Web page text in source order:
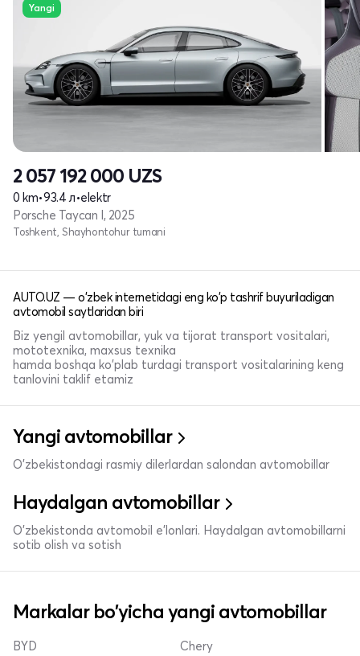
Yangi
2 057 192 000 UZS
0 km•93.4 л•elektr
Porsche Taycan I, 2025
Toshkent, Shayhontohur tumani
AUTO.UZ — o'zbek internetidagi eng ko'p tashrif buyuriladigan
avtomobil saytlaridan biri
Biz yengil avtomobillar, yuk va tijorat transport vositalari,
mototexnika, maxsus texnika
hamda boshqa ko'plab turdagi transport vositalarining keng
tanlovini taklif etamiz
Yangi avtomobillar
O'zbekistondagi rasmiy dilerlardan salondan avtomobillar
Haydalgan avtomobillar
O'zbekistonda avtomobil e’lonlari. Haydalgan avtomobillarni
sotib olish va sotish
Markalar bo'yicha yangi avtomobillar
BYD Chery